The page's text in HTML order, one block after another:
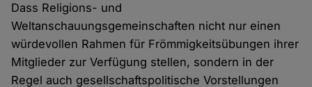
Dass Religions- und
Weltanschauungsgemeinschaften nicht nur einen
würdevollen Rahmen für Frömmigkeitsübungen ihrer
Mitglieder zur Verfügung stellen, sondern in der
Regel auch gesellschaftspolitische Vorstellungen